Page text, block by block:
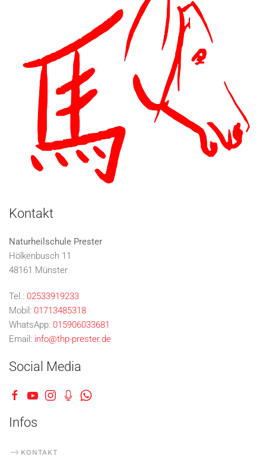
Kontakt
Naturheilschule Prester
Hölkenbusch 11
48161 Münster
Tel.: 02533919233
Mobil: 01713485318
WhatsApp: 015906033681
Email: info@thp-prester.de
Social Media
Infos
KONTAKT